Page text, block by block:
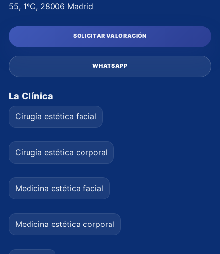
55, 1ºC, 28006 Madrid
SOLICITAR VALORACIÓN
WHATSAPP
La Clínica
Cirugía estética facial
Cirugía estética corporal
Medicina estética facial
Medicina estética corporal